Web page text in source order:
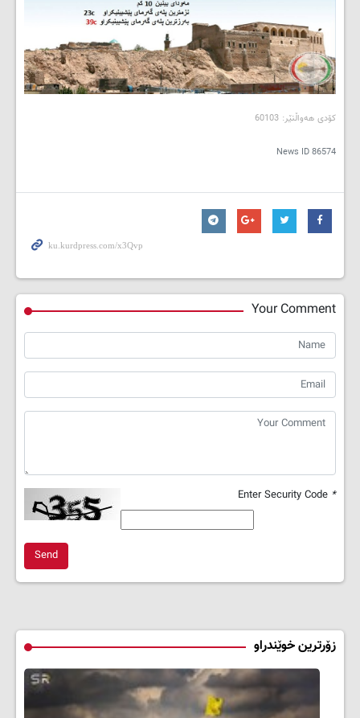
کۆدی هه‌واڵنێر: 60103
News ID86574
Your Comment
*
Send
زۆرترین خوێندراو